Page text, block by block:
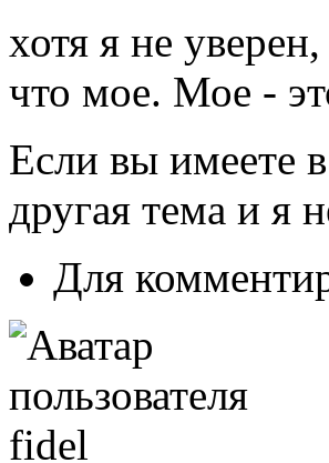
хотя я не
что мое. Мое -
Если вы имеете
другая тема и я
Для